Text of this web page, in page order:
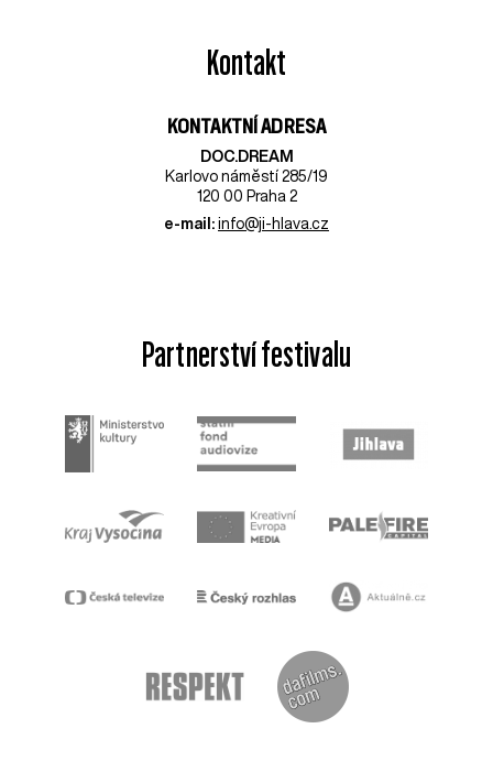
Kontakt
KONTAKTNÍ ADRESA
DOC.DREAM​
Karlovo náměstí 285/19
120 00 Praha 2
e-mail: info@ji-hlava.cz
Partnerství festivalu